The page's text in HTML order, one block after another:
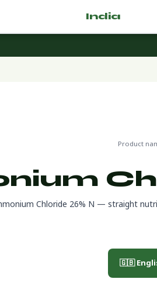
India.com
Product
Chloride 26% N — straight
🇬🇧